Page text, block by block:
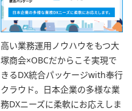
高い業務運用ノウハウをもつ大
塚商会×OBCだからこそ実現で
きるDX統合パッケージwith奉行
クラウド。日本企業の多様な業
務DXニーズに柔軟にお応えしま